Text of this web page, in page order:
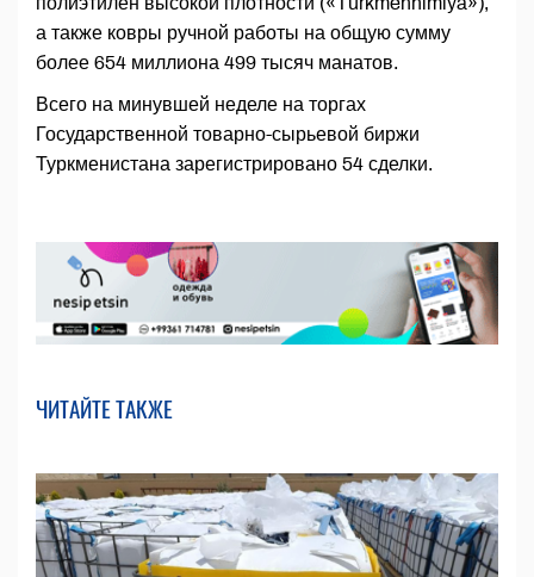
а также ковры ручной работы на общую сумму
более 654 миллиона 499 тысяч манатов.
Всего на минувшей неделе на торгах
Государственной товарно-сырьевой биржи
Туркменистана зарегистрировано 54 сделки.
ЧИТАЙТЕ ТАКЖЕ